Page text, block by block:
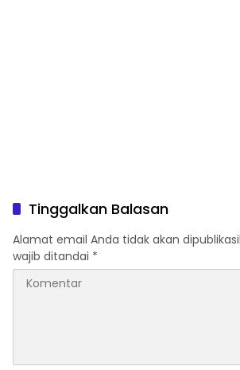
Tinggalkan Balasan
Alamat email Anda tidak akan
wajib ditandai *